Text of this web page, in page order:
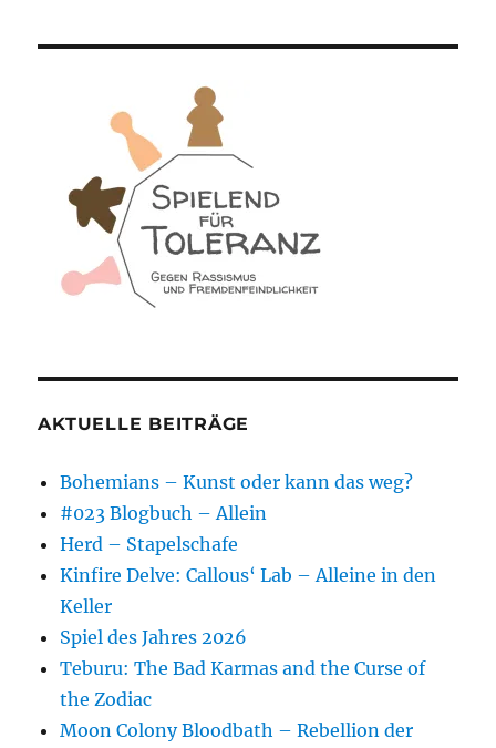
AKTUELLE BEITRÄGE
Bohemians – Kunst oder kann das weg?
#023 Blogbuch – Allein
Herd – Stapelschafe
Kinfire Delve: Callous‘ Lab – Alleine in den
Keller
Spiel des Jahres 2026
Teburu: The Bad Karmas and the Curse of
the Zodiac
Moon Colony Bloodbath – Rebellion der